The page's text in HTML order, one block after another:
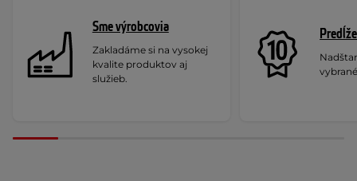
Sme výrobcovia
Zakladáme si na vysokej
kvalite produktov aj
služieb.